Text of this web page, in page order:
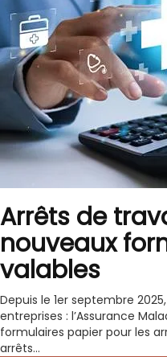
Arrêts de
nouveaux
valables
Depuis le 1er septembre
entreprises : l’Assurance
formulaires papier pour les
arrêts...